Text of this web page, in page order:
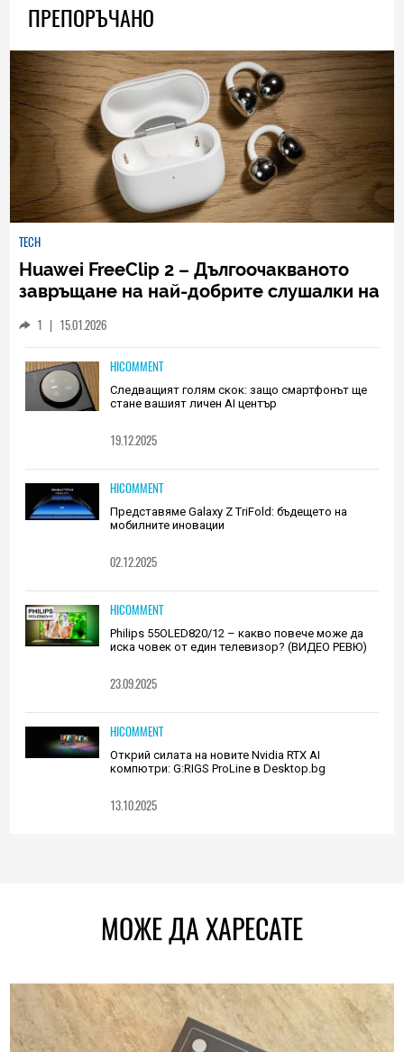
ПРЕПОРЪЧАНО
TECH
Huawei FreeClip 2 – Дългоочакваното
завръщане на най-добрите слушалки на
1 | 15.01.2026
HICOMMENT
Следващият голям скок: защо смартфонът ще
стане вашият личен AI център
19.12.2025
HICOMMENT
Представяме Galaxy Z TriFold: бъдещето на
мобилните иновации
02.12.2025
HICOMMENT
Philips 55OLED820/12 – какво повече може да
иска човек от един телевизор? (ВИДЕО РЕВЮ)
23.09.2025
HICOMMENT
Открий силата на новите Nvidia RTX AI
компютри: G:RIGS ProLine в Desktop.bg
13.10.2025
МОЖЕ ДА ХАРЕСАТЕ